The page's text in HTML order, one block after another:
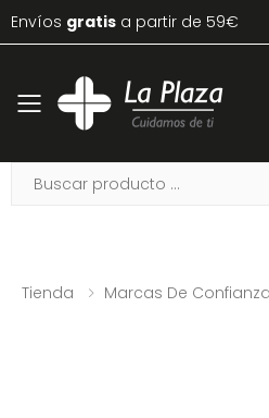
Envíos gratis a partir de 59€
Toggle mobile
Tienda Marcas De Confianza